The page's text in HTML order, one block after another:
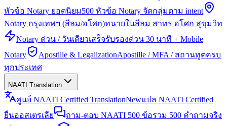
หัวข้อ Notary ยอดนิยม500 หัวข้อ Notary จัดกลุ่มตาม intent
Notary กรุงเทพฯ (สีลม/อโศก)ทนายในสีลม สาทร อโศก สุขุมวิท
Notary ด่วน / วันเดียวเสร็จรับรองด่วน 30 นาที + Mobile
Notary
Apostille & LegalizationApostille / MFA / สถานทูตครบ
ทุกประเทศ
NAATI Translation
ศูนย์ NAATI Certified TranslationNewแปล NAATI Certified
ยื่นออสเตรเลีย
ถาม-ตอบ NAATI 500 ข้อรวม 500 คำถามจริง